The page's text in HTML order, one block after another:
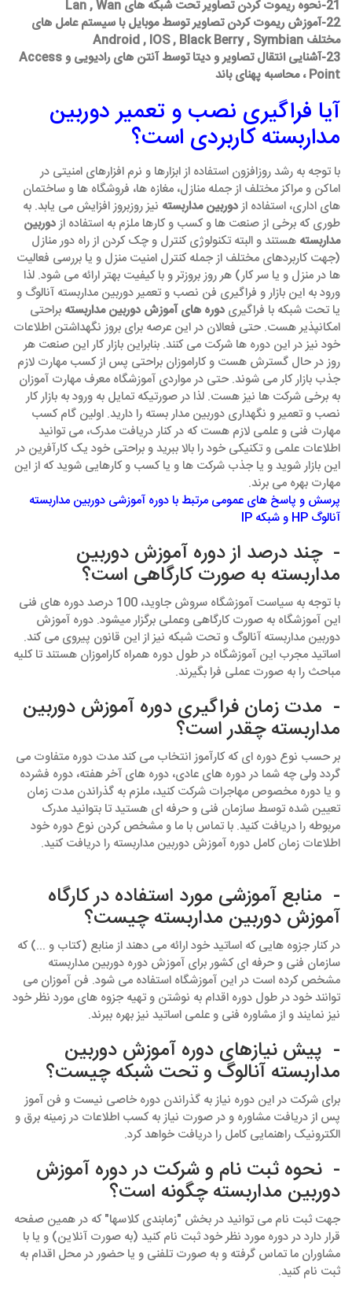
21-نحوه ریموت کردن تصاویر تحت شبکه های Lan , Wan
22-آموزش ریموت کردن تصاویر توسط موبایل با سیستم عامل های
مختلف Android , IOS , Black Berry , Symbian
23-آشنایی انتقال تصاویر و دیتا توسط آنتن های رادیویی و Access
Point ، محاسبه پهنای باند
آیا فراگیری نصب و تعمیر دوربین
مداربسته کاربردی است؟
با توجه به رشد روزافزون استفاده از ابزارها و نرم افزارهای امنیتی در
اماکن و مراکز مختلف از جمله منازل، مغازه ها، فروشگاه ها و ساختمان
های اداری، استفاده ازدوربین مداربسته نیز روزبروز افزایش می یابد. به
طوری که برخی از صنعت ها و کسب و کارها ملزم به استفاده ازدوربین
مداربسته هستند و البته تکنولوژی کنترل و چک کردن از راه دور منازل
(جهت کاربردهای مختلف از جمله کنترل امنیت منزل و یا بررسی فعالیت
ها در منزل و یا سر کار) هر روز بروزتر و با کیفیت بهتر ارائه می شود. لذا
ورود به این بازار و فراگیری فن نصب و تعمیر دوربین مداربسته آنالوگ و
یا تحت شبکه با فراگیری دوره های آموزش دوربین مداربسته براحتی
امکانپذیر هست. حتی فعالان در این عرصه برای بروز نگهداشتن اطلاعات
خود نیز در این دوره ها شرکت می کنند. بنابراین بازار کار این صنعت هر
روز در حال گسترش هست و کاراموزان براحتی پس از کسب مهارت لازم
جذب بازار کار می شوند. حتی در مواردی آموزشگاه معرف مهارت آموزان
به برخی شرکت ها نیز هست. لذا در صورتیکه تمایل به ورود به بازار کار
نصب و تعمیر و نگهداری دوربین مدار بسته را دارید. اولین گام کسب
مهارت فنی و علمی لازم هست که در کنار دریافت مدرک، می توانید
اطلاعات علمی و تکنیکی خود را بالا ببرید و براحتی خود یک کارآفرین در
این بازار شوید و یا جذب شرکت ها و یا کسب و کارهایی شوید که از این
مهارت بهره می برند.
پرسش و پاسخ های عمومی مرتبط با دوره آموزشی دوربین مداربسته
آنالوگ HP و شبکه IP
- چند درصد از دوره آموزش دوربین
مداربسته به صورت کارگاهی است؟
با توجه به سیاست آموزشگاه سروش جاوید، 100 درصد دوره های فنی
این آموزشگاه به صورت کارگاهی وعملی برگزار میشود. دوره آموزش
دوربین مداربسته آنالوگ و تحت شبکه نیز از این قانون پیروی می کند.
اساتید مجرب این آموزشگاه در طول دوره همراه کاراموزان هستند تا کلیه
مباحث را به صورت عملی فرا بگیرند.
- مدت زمان فراگیری دوره آموزش دوربین
مداربسته چقدر است؟
بر حسب نوع دوره ای که کارآموز انتخاب می کند مدت دوره متفاوت می
گردد ولی چه شما در دوره های عادی، دوره های آخر هفته، دوره فشرده
و یا دوره مخصوص مهاجرات شرکت کنید، ملزم به گذراندن مدت زمان
تعیین شده توسط سازمان فنی و حرفه ای هستید تا بتوانید مدرک
مربوطه را دریافت کنید. با تماس با ما و مشخص کردن نوع دوره خود
اطلاعات زمان کامل دوره آموزش دوربین مداربسته را دریافت کنید.
- منابع آموزشی مورد استفاده در کارگاه
آموزش دوربین مداربسته چیست؟
در کنار جزوه هایی که اساتید خود ارائه می دهند از منابع (کتاب و ...) که
سازمان فنی و حرفه ای کشور برای آموزش دوره دوربین مداربسته
مشخص کرده است در این آموزشگاه استفاده می شود. فن آموزان می
توانند خود در طول دوره اقدام به نوشتن و تهیه جزوه های مورد نظر خود
نیز نمایند و از مشاوره فنی و علمی اساتید نیز بهره ببرند.
- پیش نیازهای دوره آموزش دوربین
مداربسته آنالوگ و تحت شبکه چیست؟
برای شرکت در این دوره نیاز به گذراندن دوره خاصی نیست و فن آموز
پس از دریافت مشاوره و در صورت نیاز به کسب اطلاعات در زمینه برق و
الکترونیک راهنمایی کامل را دریافت خواهد کرد.
- نحوه ثبت نام و شرکت در دوره آموزش
دوربین مداربسته چگونه است؟
جهت ثبت نام می توانید در بخش "زمابندی کلاسها" که در همین صفحه
قرار دارد در دوره مورد نظر خود ثبت نام کنید (به صورت آنلاین) و یا با
مشاوران ما تماس گرفته و به صورت تلفنی و یا حضور در محل اقدام به
ثبت نام کنید.